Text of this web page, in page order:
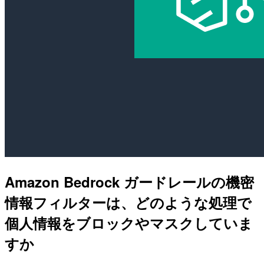
Amazon Bedrock ガードレールの機密
情報フィルターは、どのような処理で
個人情報をブロックやマスクしていま
すか